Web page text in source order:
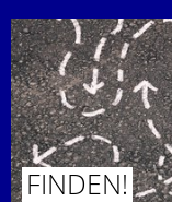
FINDEN!